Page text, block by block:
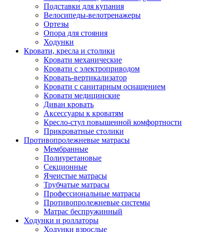
Подставки для купания
Велосипеды-велотренажеры
Ортезы
Опора для стояния
Ходунки
Кровати, кресла и столики
Кровати механические
Кровати с электроприводом
Кровать-вертикализатор
Кровати с санитарным оснащением
Кровати медицинские
Диван кровать
Аксессуары к кроватям
Кресло-стул повышенной комфортности
Прикроватные столики
Противопролежневые матрасы
Мембранные
Полиуретановые
Секционные
Ячеистые матрасы
Трубчатые матрасы
Профессиональные матрасы
Противопролежневые системы
Матрас беспружинный
Ходунки и роллаторы
Ходунки взрослые